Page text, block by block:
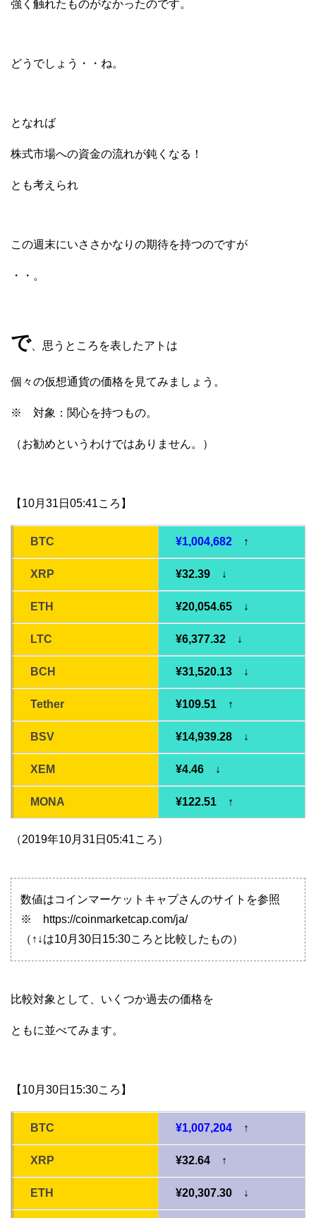
強く触れたものがなかったのです。
どうでしょう・・ね。
となれば
株式市場への資金の流れが鈍くなる！
とも考えられ
この週末にいささかなりの期待を持つのですが
・・。
で、思うところを表したアトは
個々の仮想通貨の価格を見てみましょう。
※ 対象：関心を持つもの。
（お勧めというわけではありません。）
【10月31日05:41ころ】
BTC ¥1,004,682 ↑
XRP ¥32.39 ↓
ETH ¥20,054.65 ↓
LTC ¥6,377.32 ↓
BCH ¥31,520.13 ↓
Tether ¥109.51 ↑
BSV ¥14,939.28 ↓
XEM ¥4.46 ↓
MONA ¥122.51 ↑
（2019年10月31日05:41ころ）
数値はコインマーケットキャプさんのサイトを参照
※ https://coinmarketcap.com/ja/
（↑↓は10月30日15:30ころと比較したもの）
比較対象として、いくつか過去の価格を
ともに並べてみます。
【10月30日15:30ころ】
BTC ¥1,007,204 ↑
XRP ¥32.64 ↑
ETH ¥20,307.30 ↓